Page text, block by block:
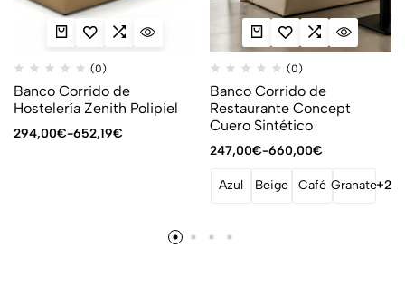
(0)
Banco Corrido de
Hostelería Zenith Polipiel
294,00€-652,19€
(0)
Banco Corrido de
Restaurante Concept
Cuero Sintético
247,00€-660,00€
Azul Beige Café Granate+2